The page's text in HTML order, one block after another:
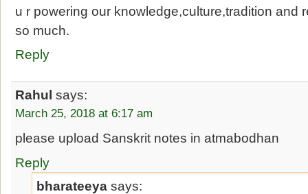
u r powering our knowledge,culture,tradition and
so much.
Reply
Rahul says:
March 25, 2018 at 6:17 am
please upload Sanskrit notes in atmabodhan
Reply
bharateeya says: